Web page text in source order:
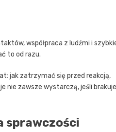
współpraca z ludźmi i
to od razu.
jak zatrzymać się przed reakcją,
nie zawsze wystarczą, jeśli brakuje
sprawczości